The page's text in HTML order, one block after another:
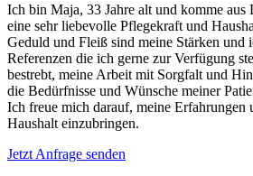
Ich bin Maja, 33 Jahre alt und komme
eine sehr liebevolle Pflegekraft und
Geduld und Fleiß sind meine Stärken und
Referenzen die ich gerne zur Verfügung
bestrebt, meine Arbeit mit Sorgfalt und
die Bedürfnisse und Wünsche meiner
Ich freue mich darauf, meine Erfahrungen
Haushalt einzubringen.
Jetzt Anfrage senden